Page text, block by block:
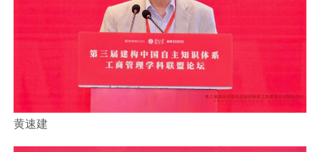
黄速建